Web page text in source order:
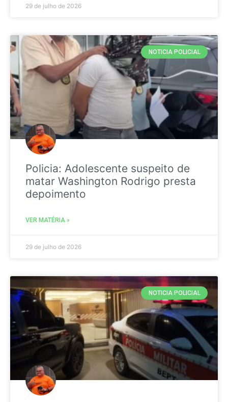
29 de julho de 2026
NOTICIA POLICIAL
Policia: Adolescente suspeito de
matar Washington Rodrigo presta
depoimento
VER MATÉRIA »
29 de julho de 2026
NOTICIA POLICIAL